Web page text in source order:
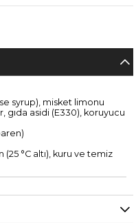
syrup), misket limonu
asidi (E330), koruyucu
(25 °C altı), kuru ve temiz